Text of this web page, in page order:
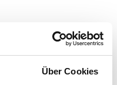
Über Cookies